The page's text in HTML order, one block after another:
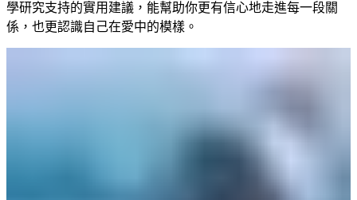
學研究支持的實用建議，能幫助你更有信心地走進每一段關
係，也更認識自己在愛中的模樣。